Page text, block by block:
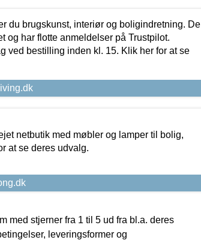
du brugskunst, interiør og boligindretning. De
og har flotte anmeldelser på Trustpilot.
ved bestilling inden kl. 15. Klik her for at se
netbutik med møbler og lamper til bolig,
at se deres udvalg.
med stjerner fra 1 til 5 ud fra bl.a. deres
leveringsformer og